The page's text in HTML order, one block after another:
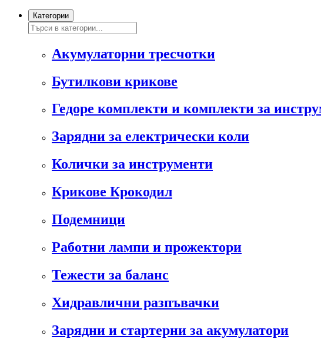
Категории
Акумулаторни тресчотки
Бутилкови крикове
Гедоре комплекти и комплекти за
Зарядни за електрически коли
Колички за инструменти
Крикове Крокодил
Подемници
Работни лампи и прожектори
Тежести за баланс
Хидравлични разпъвачки
Зарядни и стартерни за акумулатори